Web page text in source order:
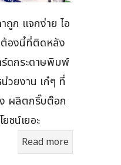
ถูก แจกง่าย ไอ
องนี้ที่ติดหลัง
ดกระดาษพิมพ์
วยงาน เก๋ๆ ที่
ผลิตกริ๊บต๊อก
ชน์เยอะ
Read more